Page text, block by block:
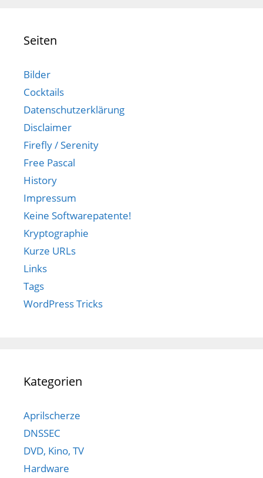
Seiten
Bilder
Cocktails
Datenschutzerklärung
Disclaimer
Firefly / Serenity
Free Pascal
History
Impressum
Keine Softwarepatente!
Kryptographie
Kurze URLs
Links
Tags
WordPress Tricks
Kategorien
Aprilscherze
DNSSEC
DVD, Kino, TV
Hardware